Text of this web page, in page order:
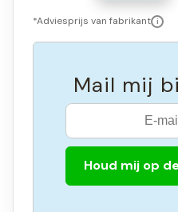
*Adviesprijs van fabrikant i
Mail mij
Houd mij op